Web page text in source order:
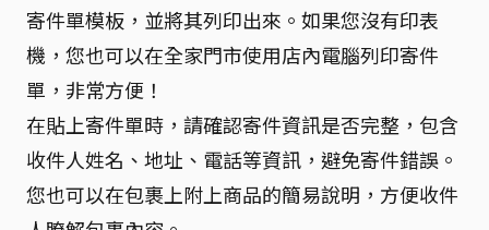
寄件單模板，並將其列印出來。如果您沒有印表
機，您也可以在全家門市使用店內電腦列印寄件
單，非常方便！
在貼上寄件單時，請確認寄件資訊是否完整，包含
收件人姓名、地址、電話等資訊，避免寄件錯誤。
您也可以在包裹上附上商品的簡易說明，方便收件